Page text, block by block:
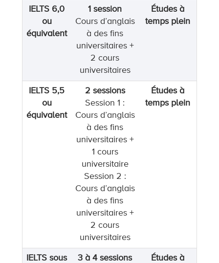
IELTS 6,0
ou
équivalent
1 session
Cours d’anglais
à des fins
universitaires +
2 cours
universitaires
Études à
temps plein
IELTS 5,5
ou
équivalent
2 sessions
Session 1 :
Cours d’anglais
à des fins
universitaires +
1 cours
universitaire
Session 2 :
Cours d’anglais
à des fins
universitaires +
2 cours
universitaires
Études à
temps plein
IELTS sous
3 à 4 sessions
Études à